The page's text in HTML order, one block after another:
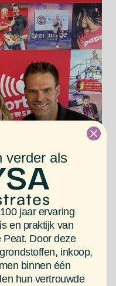
verder als
jaar ervaring
en praktijk van
Peat. Door deze
inkoop,
binnen één
hun vertrouwde